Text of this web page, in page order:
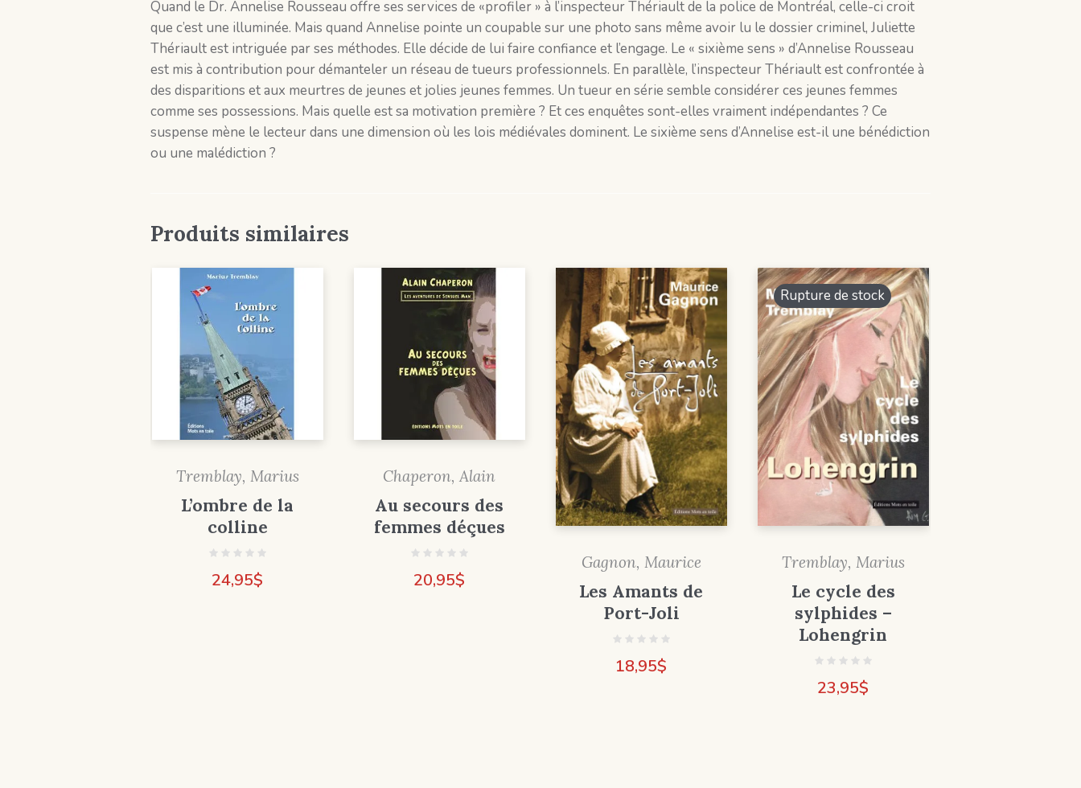
Quand le Dr. Annelise Rousseau offre ses services de «profiler » à l’inspecteur Thériault de la police de Montréal, celle-ci croit
que c’est une illuminée. Mais quand Annelise pointe un coupable sur une photo sans même avoir lu le dossier criminel, Juliette
Thériault est intriguée par ses méthodes. Elle décide de lui faire confiance et l’engage. Le « sixième sens » d’Annelise Rousseau
est mis à contribution pour démanteler un réseau de tueurs professionnels. En parallèle, l’inspecteur Thériault est confrontée à
des disparitions et aux meurtres de jeunes et jolies jeunes femmes. Un tueur en série semble considérer ces jeunes femmes
comme ses possessions. Mais quelle est sa motivation première ? Et ces enquêtes sont-elles vraiment indépendantes ? Ce
suspense mène le lecteur dans une dimension où les lois médiévales dominent. Le sixième sens d’Annelise est-il une bénédiction
ou une malédiction ?
Produits similaires
Tremblay, Marius
L’ombre de la
colline
24,95$
Chaperon, Alain
Au secours des
femmes déçues
20,95$
Gagnon, Maurice
Les Amants de
Port-Joli
18,95$
Rupture de stock
Tremblay, Marius
Le cycle des
sylphides –
Lohengrin
23,95$